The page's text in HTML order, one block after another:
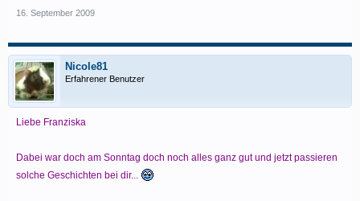
16. September 2009
Nicole81
Erfahrener Benutzer
Liebe Franziska
Dabei war doch am Sonntag doch noch alles ganz gut und jetzt passieren
solche Geschichten bei dir...